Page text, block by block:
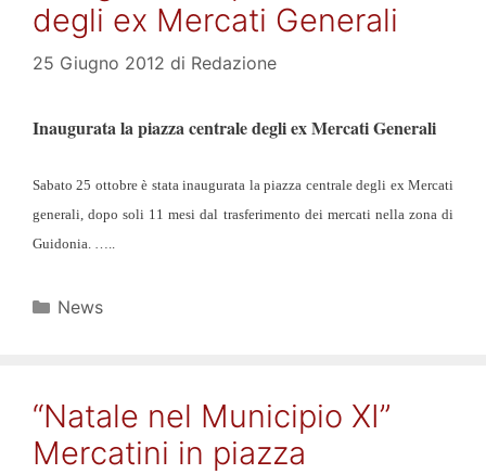
degli ex Mercati Generali
25 Giugno 2012 di Redazione
Inaugurata la piazza centraledegli ex Mercati Generali
Sabato 25 ottobre è stata inaugurata la piazza centrale degli ex Mercati
generali, dopo soli 11 mesi dal trasferimento dei mercati nella zona di
Guidonia. …..
Categorie
News
“Natale nel Municipio XI”
Mercatini in piazza